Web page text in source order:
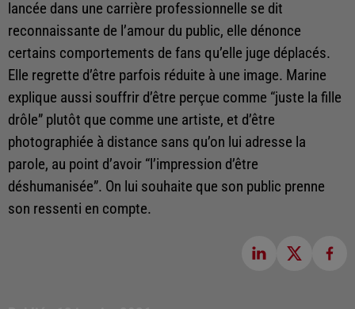
lancée dans une carrière professionnelle se dit
reconnaissante de l’amour du public, elle dénonce
certains comportements de fans qu’elle juge déplacés.
Elle regrette d’être parfois réduite à une image. Marine
explique aussi souffrir d’être perçue comme “juste la fille
drôle” plutôt que comme une artiste, et d’être
photographiée à distance sans qu’on lui adresse la
parole, au point d’avoir “l’impression d’être
déshumanisée”. On lui souhaite que son public prenne
son ressenti en compte.